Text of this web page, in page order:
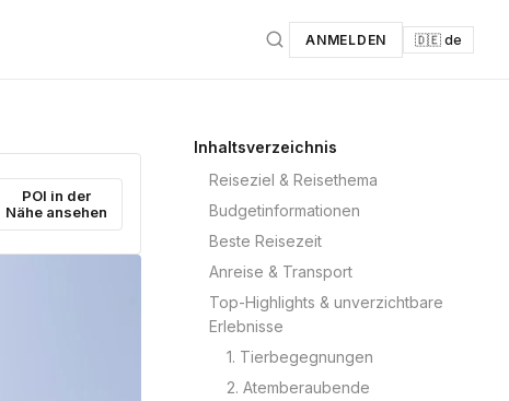
ANMELDEN 🇩🇪 de
POI in der
Nähe ansehen
Inhaltsverzeichnis
Reiseziel & Reisethema
Budgetinformationen
Beste Reisezeit
Anreise & Transport
Top-Highlights & unverzichtbare
Erlebnisse
1. Tierbegegnungen
2. Atemberaubende